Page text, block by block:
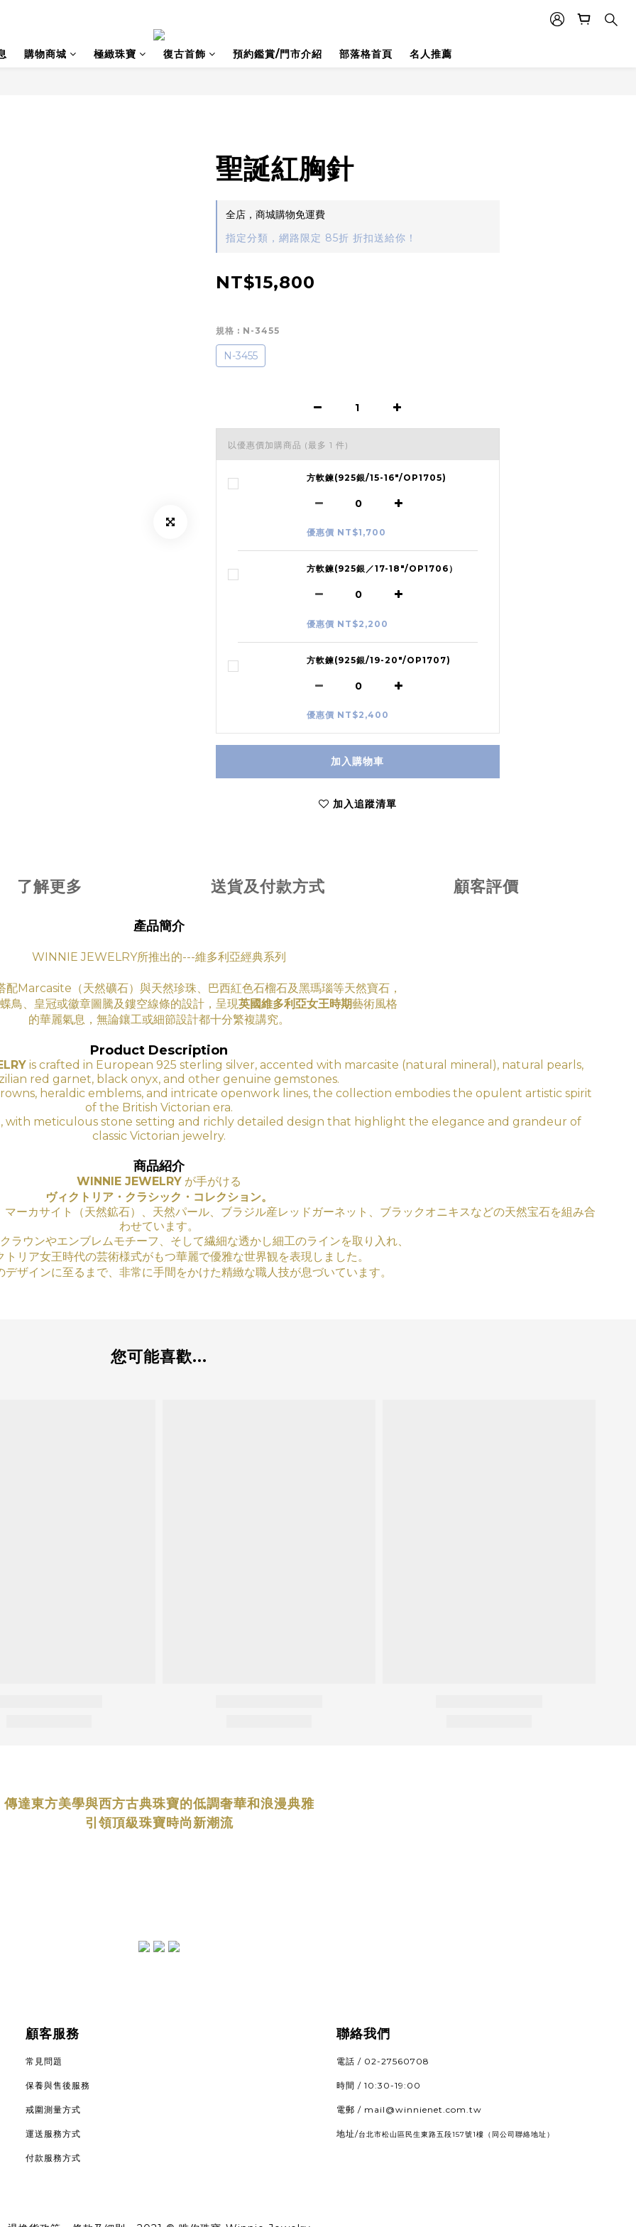
購物商城 極緻珠寶 復古首飾 預約鑑賞/門市介紹 部落格首頁 名人推薦
聖誕紅胸針
全店，商城購物免運費
指定分類，網路限定 85折 折扣送給你！
NT$15,800
規格 : N-3455
N-3455
以優惠價加購商品 (最多 1 件)
方軟鍊(925銀/15-16"/OP1705)
優惠價 NT$1,700
方軟鍊(925銀／17-18"/OP1706）
優惠價 NT$2,200
方軟鍊(925銀/19-20"/OP1707)
優惠價 NT$2,400
加入購物車
加入追蹤清單
了解更多 送貨及付款方式 顧客評價
產品簡介
WINNIE JEWELRY所推出的---維多利亞經典系列
配Marcasite（天然礦石）與天然珍珠、巴西紅色石榴石及黑瑪瑙等天然寶石，
鳥、皇冠或徽章圖騰及鏤空線條的設計，呈現英國維多利亞女王時期藝術風格
的華麗氣息 ，無論鑲工或細節設計都十分繁複講究。
Product Description
is crafted in European 925 sterling silver, accented with marcasite (natural mineral), natural pearls,
red garnet, black onyx, and other genuine gemstones.
heraldic emblems, and intricate openwork lines, the collection embodies the opulent artistic spirit
of the British Victorian era.
with meticulous stone setting and richly detailed design that highlight the elegance and grandeur of
classic Victorian jewelry.
商品紹介
WINNIE JEWELRY が手がける
ヴィクトリア・クラシック・コレクション。
ーカサイト（天然鉱石）、天然パール、ブラジル産レッドガーネット、ブラックオニキスなどの天然宝石を組み合
わせています。
ラウンやエンブレムモチーフ、そして繊細な透かし細工のラインを取り入れ、
トリア女王時代の芸術様式がもつ華麗で優雅な世界観を表現しました。
デザインに至るまで、非常に手間をかけた精緻な職人技が息づいています。
您可能喜歡...
傳達東方美學與西方古典珠寶的低調奢華和浪漫典雅
引領頂級珠寶時尚新潮流
顧客服務
常見問題
保養與售後服務
戒圍測量方式
運送服務方式
付款服務方式
聯絡我們
電話 / 02-27560708
時間 / 10:30-19:00
電郵 / mail@winnienet.com.tw
地址/台北市松山區民生東路五段157號1樓 （同公司聯絡地址）